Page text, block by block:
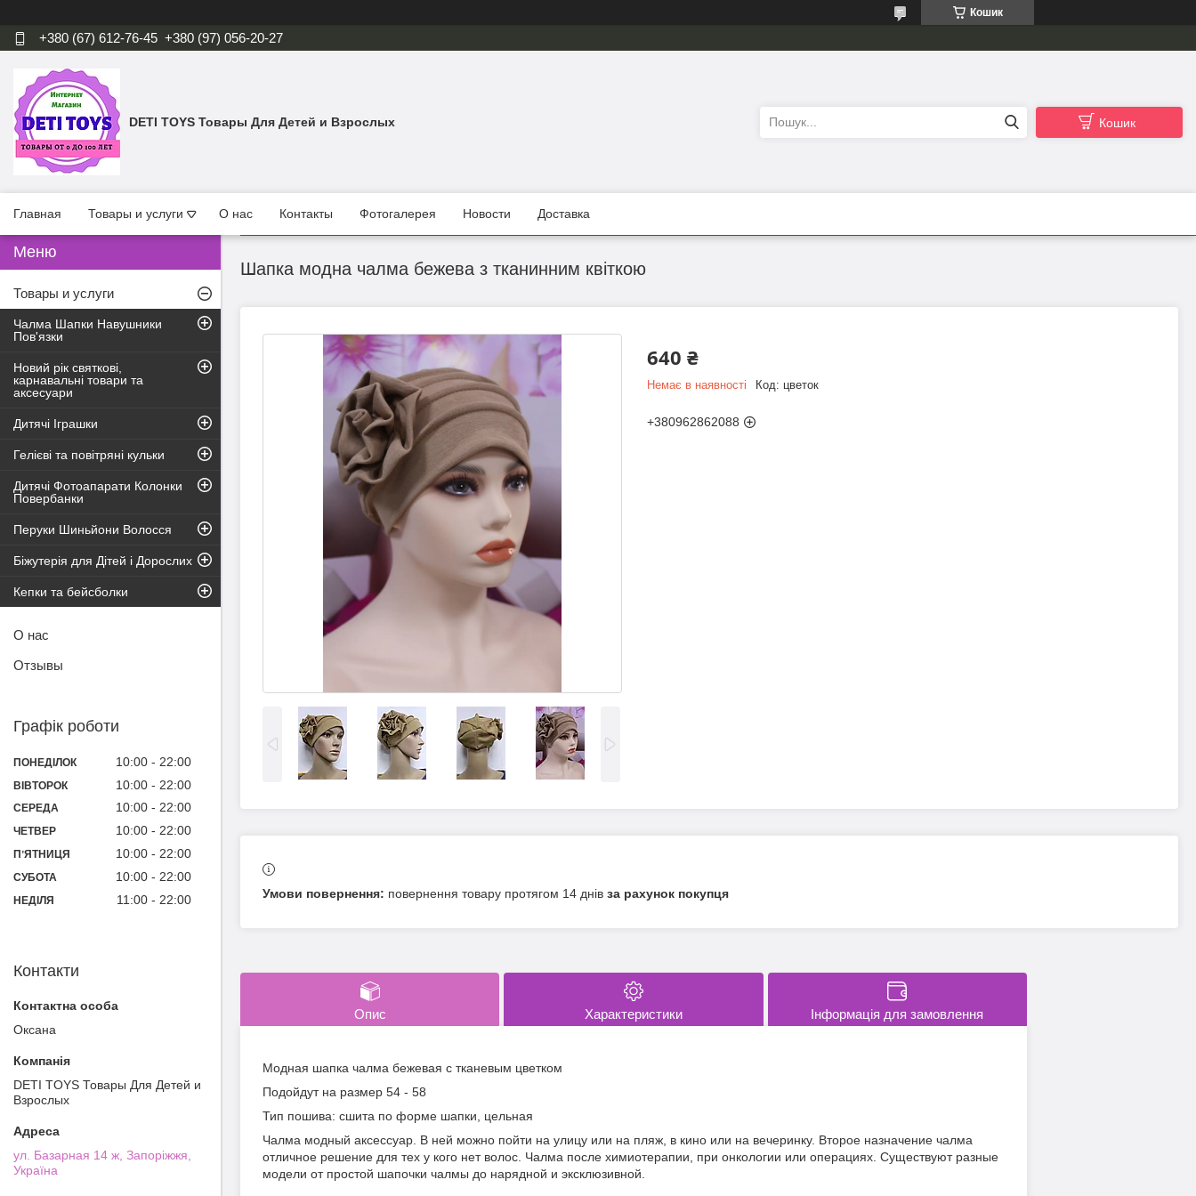
Кошик
+380 (67) 612-76-45 +380 (97) 056-20-27
DETI TOYS Товары Для Детей и Взрослых Кошик
Главная Товары и услуги О нас Контакты Фотогалерея Новости Доставка
Шапка модна чалма бежева з тканинним квіткою
640 ₴
Немає в наявності Код: цветок
+380962862088
повернення товару протягом 14 днів за рахунок покупця
Опис Характеристики Інформація для замовлення
Модная шапка чалма бежевая с тканевым цветком
Подойдут на размер 54 - 58
Тип пошива: сшита по форме шапки, цельная
Чалма модный аксессуар. В ней можно пойти на улицу или на пляж, в кино или на вечеринку. Второе назначение чалма
отличное решение для тех у кого нет волос. Чалма после химиотерапии, при онкологии или операциях. Существуют разные
модели от простой шапочки чалмы до нарядной и эксклюзивной.
Товары и услуги
Чалма Шапки Навушники
Пов'язки
Новий рік святкові,
карнавальні товари та
аксесуари
Дитячі Іграшки
Гелієві та повітряні кульки
Дитячі Фотоапарати Колонки
Повербанки
Перуки Шиньйони Волосся
Біжутерія для Дітей і Дорослих
Кепки та бейсболки
О нас
Отзывы
Графік роботи
ПОНЕДІЛОК 10:00 22:00
ВІВТОРОК 10:00 22:00
СЕРЕДА 10:00 22:00
ЧЕТВЕР 10:00 22:00
ПʼЯТНИЦЯ 10:00 22:00
СУБОТА 10:00 22:00
НЕДІЛЯ 11:00 22:00
Контакти
Оксана
DETI TOYS Товары Для Детей и
Взрослых
ул. Базарная 14 ж, Запоріжжя,
Україна